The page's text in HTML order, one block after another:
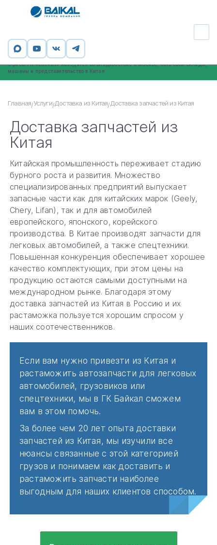
профессиональный участник ВЭД. ООО «ИНСТАЙЛ», входящее в ГК
«Байкал», внесено в реестр таможенных представителей (номер в реестре
2066).
Офисы ГК «Байкал» находятся во Владивостоке и Москве, есть свои склады,
машины и представительство в Китае.
Главная/Услуги/Доставка из Китая/Доставка запчастей из Китая
Доставка запчастей из
Китая
Китайская промышленность переживает стадию
бурного роста и развития. Множество
специализированных предприятий выпускает
запасные части как для китайских марок (Geely,
Chery, Lifan), так и для автомобилей
европейского, японского, корейского
производства. В Китае производят запчасти для
легковых автомобилей, а также спецтехники.
Повышенная конкуренция обеспечивает хорошее
качество комплектующих, при этом цены на
продукцию остаются самыми доступными на
международном рынке. Благодаря этому
доставка запчастей из Китая в Россию и их
растаможка пользуется хорошим спросом у
наших соотечественников.
Если вам нужно привезти из Китая и
растаможить автозапчасти для легковых
автомобилей, грузовиков или
спецтехники, мы в ГК Байкал сможем
вам в этом помочь.
За более чем 20 лет опыта доставки
запчастей из Китая, мы изучили все
нюансы связанные с этой категорией
грузов и понимаем как доставить и
растаможить запчасти наиболее
выгодным для наших клиентов способом.